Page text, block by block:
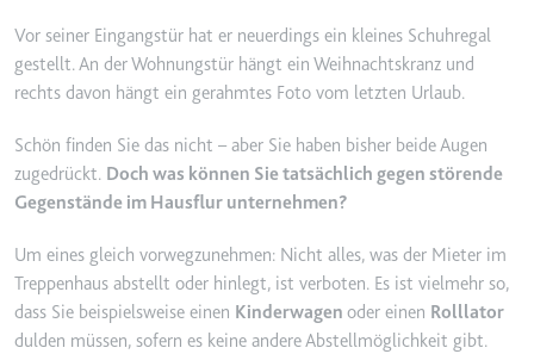
Typ:
HTTP-Cookie
Anbieter:
smartlaw.de
Zweck:
Wird verwendet, um Daten zu
und das Verhalten des Besuchers
zu senden. Erfasst den Besucher
über Geräte und Marketingkanäle
Zweck:
Registriert eine eindeutige ID, um
Statistiken der Videos von
gesehen hat, zu behalten.
Ablauf:
Sitzung
Typ:
HTTP-Cookie
Vor seiner Eingangstür hat er neuerdings ein kleines Schuhregal
gestellt. An der Wohnungstür hängt ein Weihnachtskranz und
rechts davon hängt ein gerahmtes Foto vom letzten Urlaub.
Schön finden Sie das nicht – aber Sie haben bisher beide Augen
zugedrückt. Doch was können Sie tatsächlich gegen störende
Gegenstände im Hausflur unternehmen?
Um eines gleich vorwegzunehmen: Nicht alles, was der Mieter im
Treppenhaus abstellt oder hinlegt, ist verboten. Es ist vielmehr so,
dass Sie beispielsweise einen Kinderwagen oder einen Rolllator
dulden müssen, sofern es keine andere Abstellmöglichkeit gibt.